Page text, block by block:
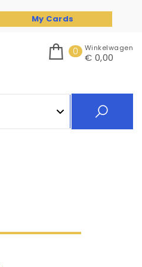
My Cards
0 Winkelwagen
€ 0,00